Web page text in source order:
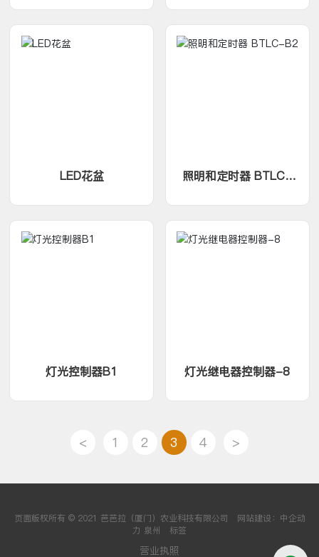
LED花盆
照明和定时器 BTLC-
灯光控制器B1 灯光继电器控制器-8
< 1 2 3 4 >
页面版权所有 © 2021 芭芭拉（厦门）农业科技有限公司 网站建设：中企动
力 泉州 标签
营业执照